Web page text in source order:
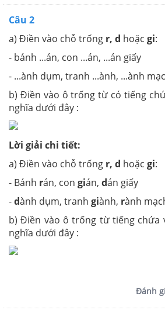
Câu 2
a) Điền vào chỗ trống r, d hoặc gi:
- bánh ...án, con ...án, ...án giấy
- ...ành dụm, tranh ...ành, ...ành
b) Điền vào ô trống từ có tiếng
nghĩa dưới đây :
Lời giải chi tiết:
a) Điền vào chỗ trống r, d hoặc gi:
- Bánh rán, con gián, dán giấy
-dành dụm, tranh giành, rành
b) Điền vào ô trống từ tiếng chứa
nghĩa dưới đây :
Đánh